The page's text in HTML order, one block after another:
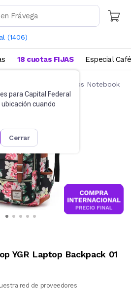
(1406)
para Capital Federal
cuando
cerrar
18 cuotas FIJAS Especial Café
Mochilas y Bolsos Notebook
YGR Laptop Backpack 01
red de proveedores